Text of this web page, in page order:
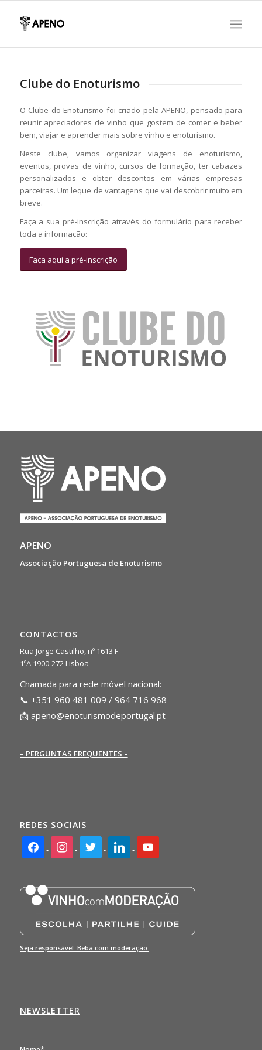
Clube do Enoturismo
O Clube do Enoturismo foi criado pela APENO, pensado para
reunir apreciadores de vinho que gostem de comer e beber
bem, viajar e aprender mais sobre vinho e enoturismo.
Neste clube, vamos organizar viagens de enoturismo,
eventos, provas de vinho, cursos de formação, ter cabazes
personalizados e obter descontos em várias empresas
parceiras. Um leque de vantagens que vai descobrir muito em
breve.
Faça a sua pré-inscrição através do formulário para receber
toda a informação:
Faça aqui a pré-inscrição
APENO
Associação Portuguesa de Enoturismo
CONTACTOS
Rua Jorge Castilho, nº 1613 F
1ºA 1900-272 Lisboa
Chamada para rede móvel nacional:
📞 +351 960 481 009 / 964 716 968
📩 apeno@enoturismodeportugal.pt
– PERGUNTAS FREQUENTES –
REDES SOCIAIS
facebook2instagramtwitter linkedin youtube
Seja responsável. Beba com moderação.
NEWSLETTER